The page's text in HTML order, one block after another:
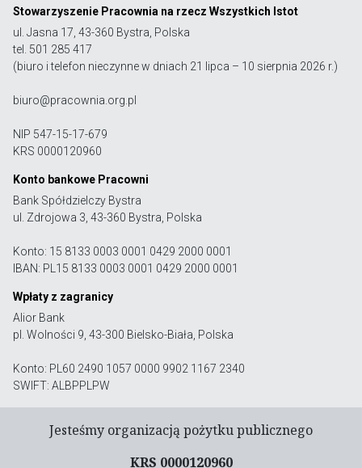
Stowarzyszenie Pracownia na rzecz Wszystkich Istot
ul. Jasna 17, 43-360 Bystra, Polska
tel. 501 285 417
(biuro i telefon nieczynne w dniach 21 lipca – 10 sierpnia 2026 r.)
biuro@pracownia.org.pl
NIP 547-15-17-679
KRS 0000120960
Konto bankowe Pracowni
Bank Spółdzielczy Bystra
ul. Zdrojowa 3, 43-360 Bystra, Polska
Konto: 15 8133 0003 0001 0429 2000 0001
IBAN: PL15 8133 0003 0001 0429 2000 0001
Wpłaty z zagranicy
Alior Bank
pl. Wolności 9, 43-300 Bielsko-Biała, Polska
Konto: PL60 2490 1057 0000 9902 1167 2340
SWIFT: ALBPPLPW
Jesteśmy organizacją pożytku publicznego
KRS 0000120960